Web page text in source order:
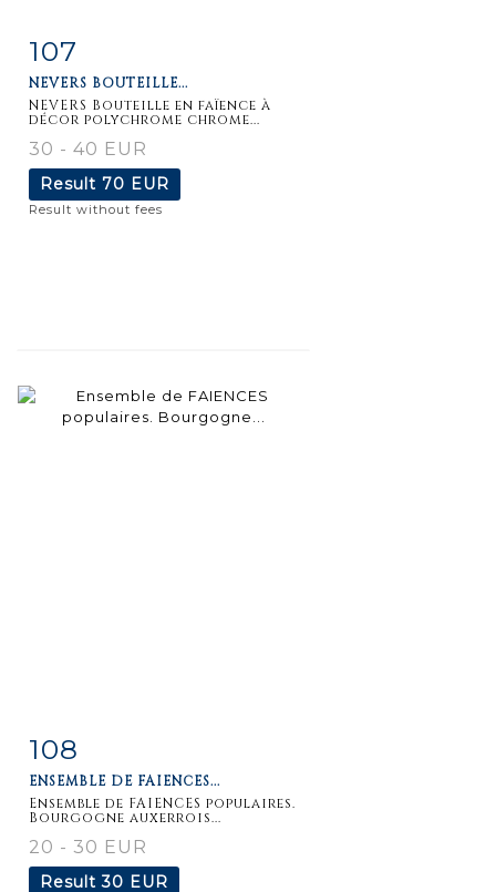
Item detail
107
NEVERS BOUTEILLE...
NEVERS Bouteille en faïence à
décor polychrome chrome...
30 - 40 EUR
Result 70 EUR
Result without fees
Item detail
108
ENSEMBLE DE FAIENCES...
Ensemble de FAIENCES populaires.
Bourgogne auxerrois...
20 - 30 EUR
Result30 EUR